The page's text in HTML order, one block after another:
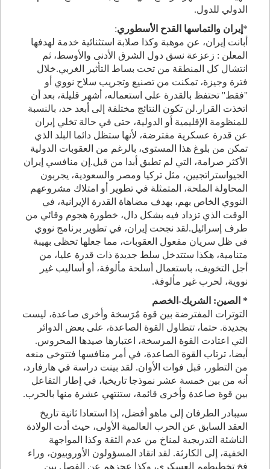
الدولي للدول.
* إيران والتماسها القدح الأسطوري:
أبانت إيران، عن موهبة وكذا صلابة استثنائية خدمة لهدفها
المعلن : زعزعة نسق دول الشرق الأدنى والأوسط، ثم
انتشال كل المنطقة من تحت بساط التأثير الغربي.خلال
فترة وجيزة، تمكنت من تصنيع وتجريب سلاح نووي أو
''فقط'' تحتفظ بالقدرة على استعماله، أشهر قليلة، بعد أن
اتخذت القرار .لن تكون النتائج مختلفة إلى أبعد حد، بالنسبة
للمنظومة الإقليمية أو الدولية، حتى في حالة تخلي إيران
عن قدرة عسكرية مفترضة، لأنها ستظل دائما البلد الذي
تمكن من بلوغ هذا المستوى، بالرغم من العقوبات الدولية
الأكثر صرامة، التي لم تطبق أبدا من قبل. إن منافسي إيران
الجيواستراتجيين، مثل تركيا ومصر والسعودية، يجربون
المحاولة الملحة، المتمثلة في تطوير أو امتلاك مشروعهم
النووي الخاص بهم، بهدف مضاهاة القدرة الإيرانية، في
الوقت الذي تزداد فيه بشكل دال، خطورة هجوم وقائي من
طرف إسرائيل.لقد نجحت إيران، في تطوير برنامج نووي
في ظل سريان مفعول العقوبات، مما جعلها تحظى بهيبة
متنامية، هكذا ستتدخل سلط جديدة ذات قدرة عليا، من
أجل التخويف، باستعمال أسلحة مألوفة، أو أساليب غير
نووية، لحرب غير مألوفة.
* الصين: الشريك-الخصم
التوترات المفترضة بين قوة مٌرَسخة وأخرى صاعدة، ليست
بجديدة. حتما، تتطاول القوة الصاعدة، على بعض الدوائر
التي اعتادت القوة المرسخة، اعتبارها صيدها المحروس.
أيضا، ترتاب القوة الصاعدة، في أمر منافسها فتتوخى منعه
من التطور، قبل فوات الأوان. لقد بينت دراسة في هارفارد،
أنه من بين خمسة عشر نموذجا تاريخيا، في إطار التفاعل
بين قوة صاعدة وأخرى قائمة، ستنتهي عشرة منها بالحرب.
سيبادر الطرفان إلى ماهو أفضل، إذا استعادا ثانية تاريخ
العقد السابق عن الحرب العالمية الأولى، حيث أدت الولادة
الناشئة التدريجية لمناخ من عدم الثقة وكذا المواجهة
الخفية، إلى الكارثة. لقد انقاد المسؤولون الأوروبيون، وراء
فخ تخطيطهم العسكري، وكذا عجزهم عن الفصل بين